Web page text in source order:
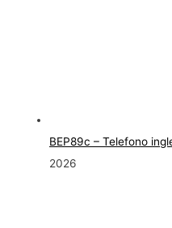
BEP89c – Telefono
2026